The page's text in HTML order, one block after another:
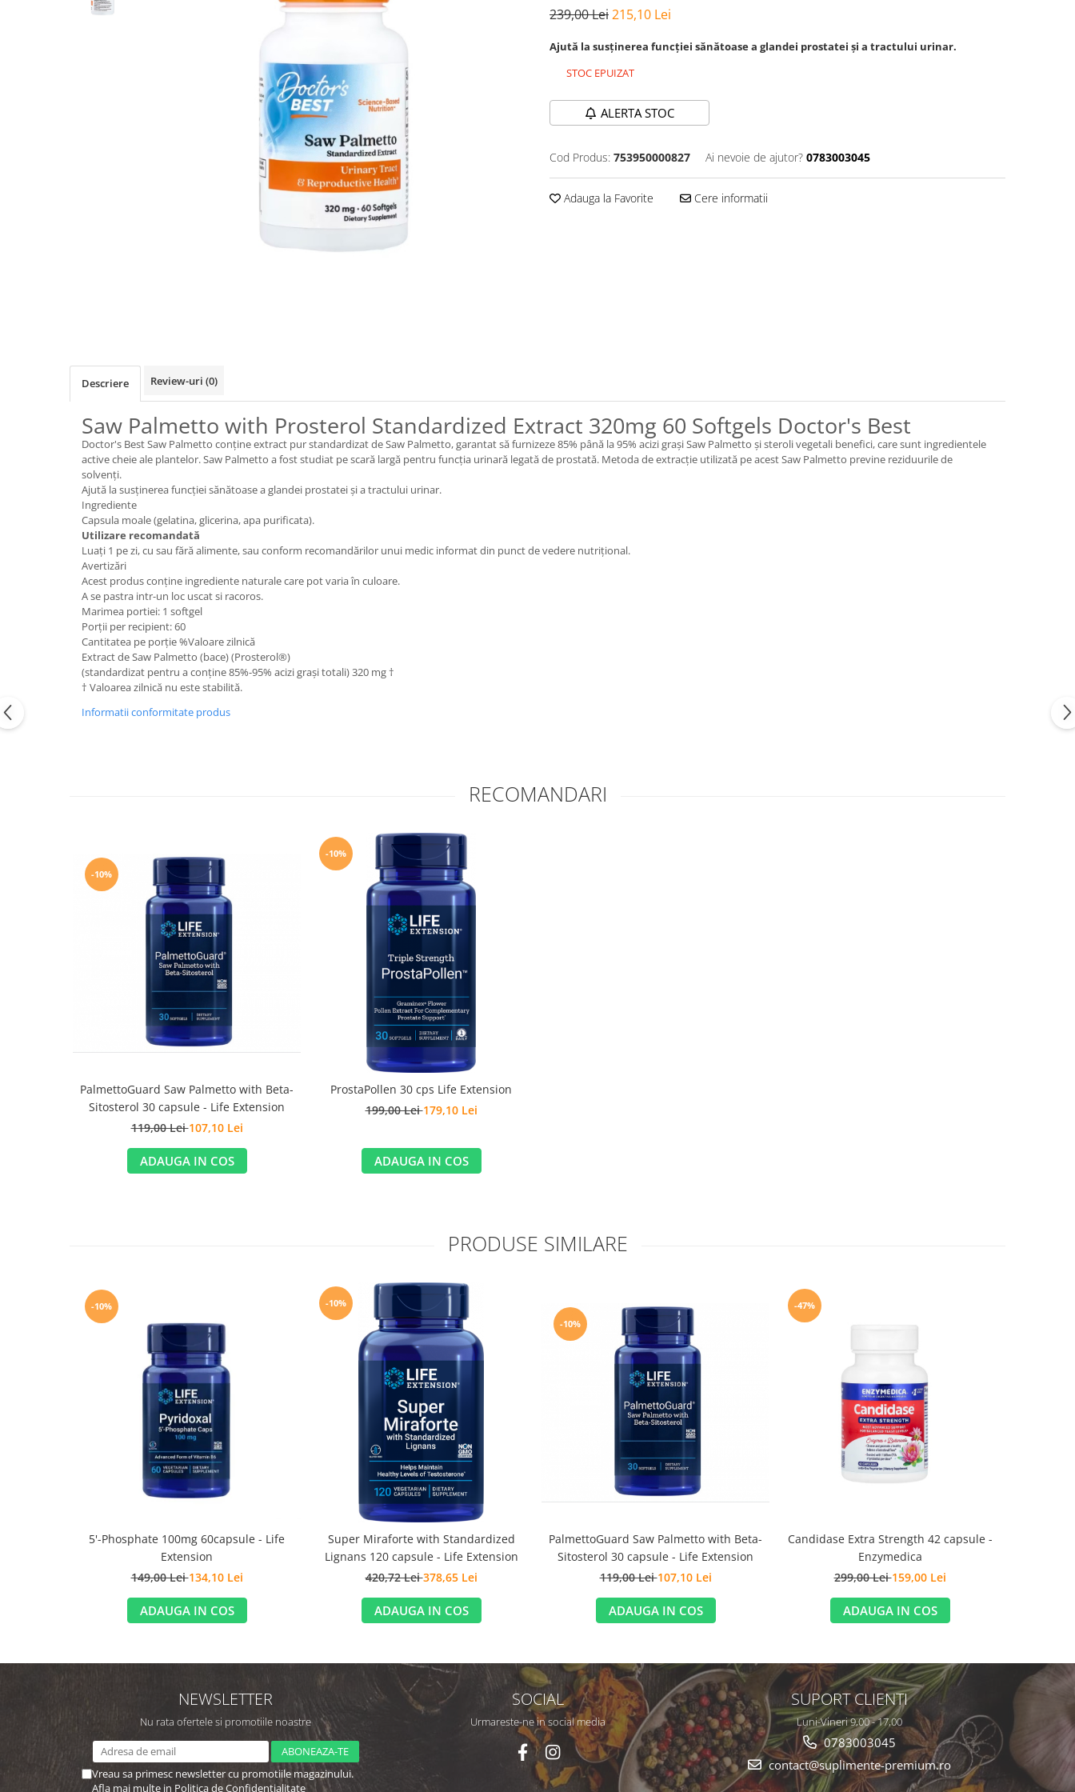
Thorne Research
Trace Minerals
Vital Nutrients
Vital Proteins
239,00 Lei215,10 Lei
Ajută la susținerea funcției sănătoase a glandei prostatei și a tractului urinar.
STOC EPUIZAT
ALERTA STOC
Cod Produs: 753950000827 Ai nevoie de ajutor? 0783003045
Adauga la Favorite Cere informatii
Descriere Review-uri (0)
Saw Palmetto with Prosterol Standardized Extract 320mg 60 Softgels Doctor's Best
Doctor's Best Saw Palmetto conține extract pur standardizat de Saw Palmetto, garantat să furnizeze 85% până la 95% acizi grași Saw Palmetto și steroli vegetali benefici, care sunt ingredientele
active cheie ale plantelor. Saw Palmetto a fost studiat pe scară largă pentru funcția urinară legată de prostată. Metoda de extracție utilizată pe acest Saw Palmetto previne reziduurile de
solvenți.
Ajută la susținerea funcției sănătoase a glandei prostatei și a tractului urinar.
Ingrediente
Capsula moale (gelatina, glicerina, apa purificata).
Utilizare recomandată
Luați 1 pe zi, cu sau fără alimente, sau conform recomandărilor unui medic informat din punct de vedere nutrițional.
Avertizări
Acest produs conține ingrediente naturale care pot varia în culoare.
A se pastra intr-un loc uscat si racoros.
Marimea portiei: 1 softgel
Porții per recipient: 60
Cantitatea pe porție %Valoare zilnică
Extract de Saw Palmetto (bace) (Prosterol®)
(standardizat pentru a conține 85%-95% acizi grași totali) 320 mg †
† Valoarea zilnică nu este stabilită.
Informatii conformitate produs
RECOMANDARI
-10%
PalmettoGuard Saw Palmetto with Beta-
Sitosterol 30 capsule - Life Extension
119,00 Lei107,10 Lei
ADAUGA IN COS
-10%
ProstaPollen 30 cps Life Extension
199,00 Lei179,10 Lei
ADAUGA IN COS
PRODUSE SIMILARE
-10%
5'-Phosphate 100mg 60capsule - Life
Extension
149,00 Lei134,10 Lei
ADAUGA IN COS
-10%
Super Miraforte with Standardized
Lignans 120 capsule - Life Extension
420,72 Lei378,65 Lei
ADAUGA IN COS
-10%
PalmettoGuard Saw Palmetto with Beta-
Sitosterol 30 capsule - Life Extension
119,00 Lei107,10 Lei
ADAUGA IN COS
-47%
Candidase Extra Strength 42 capsule -
Enzymedica
299,00 Lei159,00 Lei
ADAUGA IN COS
NEWSLETTER
Nu rata ofertele si promotiile noastre
Vreau sa primesc newsletter cu promotiile magazinului.
Afla mai multe in Politica de Confidentialitate
SOCIAL
Urmareste-ne in social media
SUPORT CLIENTI
Luni-Vineri 9,00 - 17,00
0783003045
contact@suplimente-premium.ro